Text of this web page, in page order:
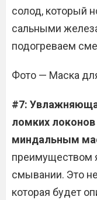
солод, который
сальными
подогреваем
Фото — Маска
#7:
ломких
миндальным
преимуществом
смывании. Это
которая будет